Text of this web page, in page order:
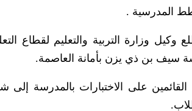
المدرسية .
وكيل وزارة التربية والتعليم لقطاع
سيف بن ذي يزن بأمانة العاصمة.
على الاختبارات بالمدرسة إلى